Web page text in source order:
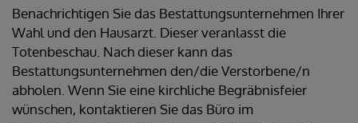
Benachrichtigen Sie das Bestattungsunternehmen Ihrer
Wahl und den Hausarzt. Dieser veranlasst die
Totenbeschau. Nach dieser kann das
Bestattungsunternehmen den/die Verstorbene/n
abholen. Wenn Sie eine kirchliche Begräbnisfeier
wünschen, kontaktieren Sie das Büro im